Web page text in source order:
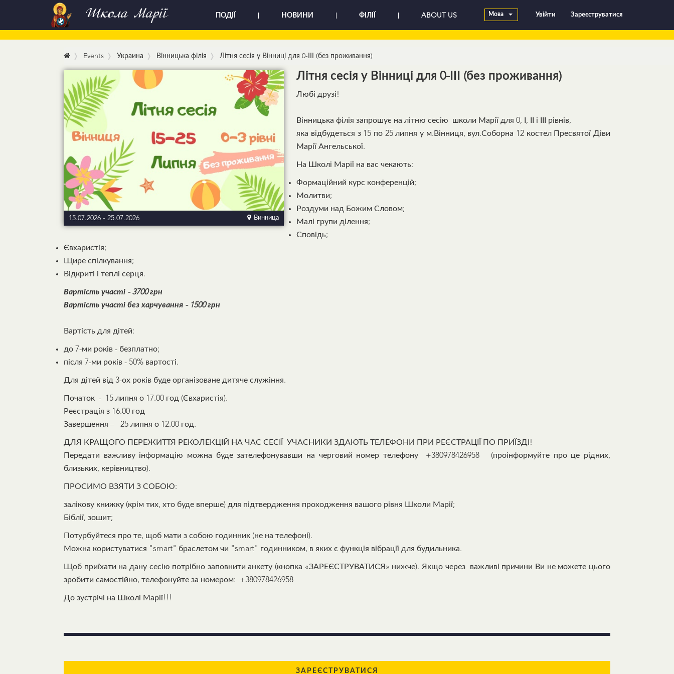
Школа Марії ПОДІЇ НОВИНИ ФІЛІЇ ABOUT US Мова Увійти Зареєструватися
Events Украина Вінницька філія Літня сесія у Вінниці для 0-ІІІ (без проживання)
15.07.2026 - 25.07.2026 Винница
Літня сесія у Вінниці для 0-ІІІ (без проживання)
Любі друзі!
Вінницька філія запрошує на літню сесію школи Марії для 0, І, ІІ і ІІІ рівнів,
яка відбудеться з 15 по 25 липня у м.Вінниця, вул.Соборна 12 костел Пресвятої Діви
Марії Ангельської.
На Школі Марії на вас чекають:
Формаційний курс конференцій;
Молитви;
Роздуми над Божим Словом;
Малі групи ділення;
Сповідь;
Євхаристія;
Щире спілкування;
Відкриті і теплі серця.
Вартість участі -3700 грн
Вартість участі без харчування - 1500 грн
Вартість для дітей:
до 7-ми років - безплатно;
після 7-ми років - 50% вартості.
Для дітей від 3-ох років буде організоване дитяче служіння.
Початок - 15 липня о 17.00 год (Євхаристія).
Реєстрація з 16.00 год
Завершення – 25 липня о 12.00 год.
ДЛЯ КРАЩОГО ПЕРЕЖИТТЯ РЕКОЛЕКЦІЙ НА ЧАС СЕСІЇ УЧАСНИКИ ЗДАЮТЬ ТЕЛЕФОНИ ПРИ РЕЄСТРАЦІЇ ПО ПРИЇЗДІ!
Передати важливу інформацію можна буде зателефонувавши на черговий номер телефону +380978426958 (проінформуйте про це рідних,
близьких, керівництво).
ПРОСИМО ВЗЯТИ З СОБОЮ:
залікову книжку (крім тих, хто буде вперше) для підтвердження проходження вашого рівня Школи Марії;
Біблії, зошит;
Потурбуйтеся про те, щоб мати з собою годинник (не на телефоні).
Можна користуватися "smart" браслетом чи "smart" годинником, в яких є функція вібрації для будильника.
Щоб приїхати на дану сесію потрібно заповнити анкету (кнопка «ЗАРЕЄСТРУВАТИСЯ» нижче). Якщо через важливі причини Ви не можете цього
зробити самостійно, телефонуйте за номером: +380978426958
До зустрічі на Школі Марії!!!